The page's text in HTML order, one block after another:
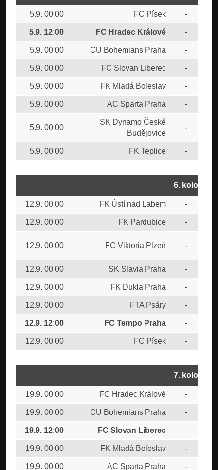
5.9. 00:00 FC Písek -
5.9. 12:00 FC Hradec Králové -
5.9. 00:00 CU Bohemians Praha -
5.9. 00:00 FC Slovan Liberec -
5.9. 00:00 FK Mladá Boleslav -
5.9. 00:00 AC Sparta Praha -
5.9. 00:00
SK Dynamo České
Budějovice
-
5.9. 00:00 FK Teplice -
6. kolo
12.9. 00:00 FK Ústí nad Labem -
12.9. 00:00 FK Pardubice -
12.9. 00:00 FC Viktoria Plzeň -
12.9. 00:00 SK Slavia Praha -
12.9. 00:00 FK Dukla Praha -
12.9. 00:00 FTA Psáry -
12.9. 12:00 FC Tempo Praha -
12.9. 00:00 FC Písek -
7. kolo
19.9. 00:00 FC Hradec Králové -
19.9. 00:00 CU Bohemians Praha -
19.9. 12:00 FC Slovan Liberec -
19.9. 00:00 FK Mladá Boleslav -
19.9. 00:00 AC Sparta Praha -